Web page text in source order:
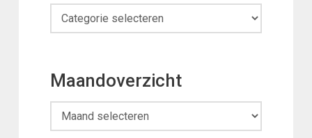
Categorieën
Maandoverzicht
Maandoverzicht